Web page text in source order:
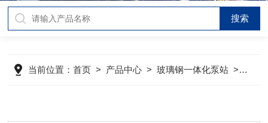
当前位置：首页 > 产品中心 >玻璃钢一体化泵站 > GRP